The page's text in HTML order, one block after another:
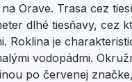
Orave. Trasa cez
dlhé tiesňavy, cez
Roklina je
vodopádmi.
po červenej